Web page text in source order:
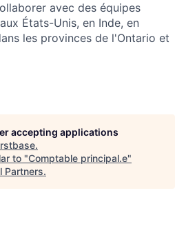
avec des équipes
États-Unis, en Inde, en
les provinces de l'Ontario et
accepting applications
.
to "Comptable principal.e"
Partners.